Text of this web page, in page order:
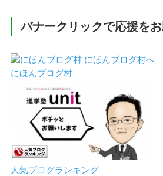
バナークリックで応援をお
にほんブログ村
人気ブログランキング